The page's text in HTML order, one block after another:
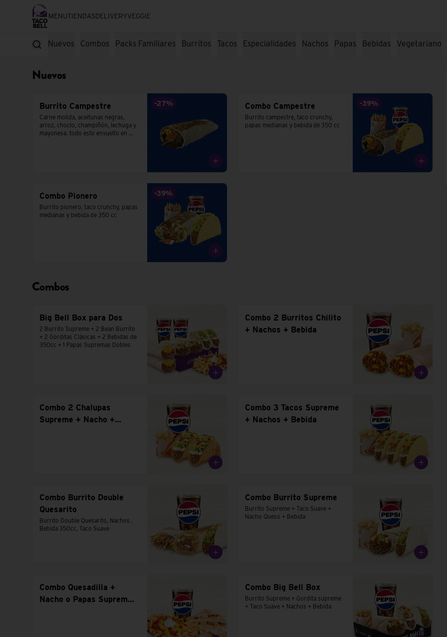
MENUTIENDASDELIVERYVEGGIE
Nuevos Combos Packs Familiares Burritos Tacos Especialidades Nachos Papas Bebidas Vegetariano
Nuevos
-27%
Burrito Campestre
Carne molida, aceitunas negras,
arroz, choclo, champiñón, lechuga y
mayonesa. todo esto envuelto en
-39%
Combo Campestre
Burrito campestre, taco crunchy,
papas medianas y bebida de 350 cc
-39%
Combo Pionero
Burrito pionero, taco crunchy, papas
medianas y bebida de 350 cc
Combos
Big Bell Box para Dos
2 Burrito Supreme + 2 Bean Burrito
+ 2 Gorditas Clásicas + 2 Bebidas de
350cc + 1 Papas Supremas Dobles
Combo 2 Burritos Chilito
+ Nachos + Bebida
Combo 2 Chalupas
Supreme + Nacho +
Combo 3 Tacos Supreme
+ Nachos + Bebida
Combo Burrito Double
Quesarito
Burrito Double Quesarito, Nachos ,
Bebida 350cc, Taco Suave
Combo Burrito Supreme
Burrito Supreme + Taco Suave +
Nacho Queso + Bebida
Combo Quesadilla +
Nacho o Papas Supreme
Combo Big Bell Box
Burrito Supreme + Gordita supreme
+ Taco Suave + Nachos + Bebida